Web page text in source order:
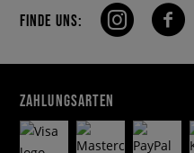
FINDE UNS:
ZAHLUNGSARTEN